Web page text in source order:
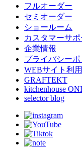
フルオーダー
セミオーダー
ショールーム
カスタマーサポ
企業情報
プライバシー
WEBサイト利
GRAFTEKT
kitchenhouse
selector blog